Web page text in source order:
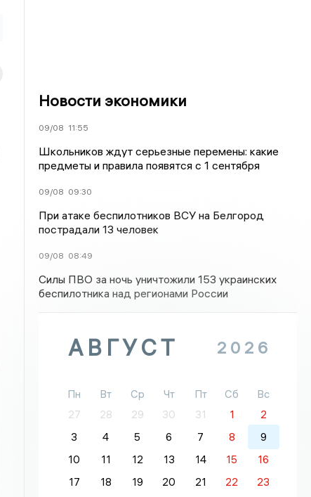
Новости экономики
09/08 11:55
Школьников ждут серьезные перемены: какие
предметы и правила появятся с 1 сентября
09/08 09:30
При атаке беспилотников ВСУ на Белгород
пострадали 13 человек
09/08 08:49
Силы ПВО за ночь уничтожили 153 украинских
беспилотника над регионами России
АВГУСТ 2026
Пн Вт Ср Чт Пт Сб
Вс
27
28 29 30 31 1
2
3
4 5 6 7 8
9
10
11 12 13 14 15
16
17
18 19 20 21 22
23